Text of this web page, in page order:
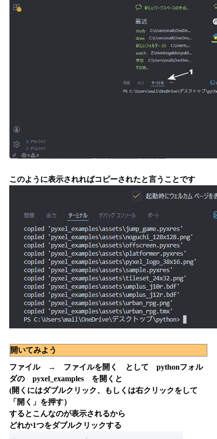
このように表示されればコピーされたと言うことです
開いてみよう
ファイル → ファイルを開く として pythonフォル
ダの pyxel_examples を開くと
(開くにはダブルクリック、もしくは右クリックをして
「開く」を押す）
するとこんなのが表示されるから
どれか1つをダブルクリックする